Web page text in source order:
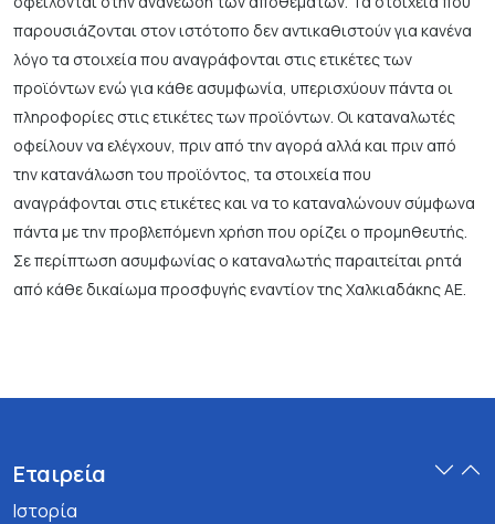
παρουσιάζονται στον ιστότοπο δεν αντικαθιστούν για κανένα
λόγο τα στοιχεία που αναγράφονται στις ετικέτες των
προϊόντων ενώ για κάθε ασυμφωνία, υπερισχύουν πάντα οι
πληροφορίες στις ετικέτες των προϊόντων. Οι καταναλωτές
οφείλουν να ελέγχουν, πριν από την αγορά αλλά και πριν από
την κατανάλωση του προϊόντος, τα στοιχεία που
αναγράφονται στις ετικέτες και να το καταναλώνουν σύμφωνα
πάντα με την προβλεπόμενη χρήση που ορίζει ο προμηθευτής.
Σε περίπτωση ασυμφωνίας ο καταναλωτής παραιτείται ρητά
από κάθε δικαίωμα προσφυγής εναντίον της Χαλκιαδάκης ΑΕ.
Εταιρεία
Ιστορία